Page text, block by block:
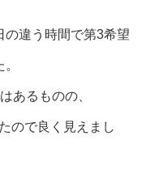
の違う時間で第3希望
あるものの、
ので良く見えまし